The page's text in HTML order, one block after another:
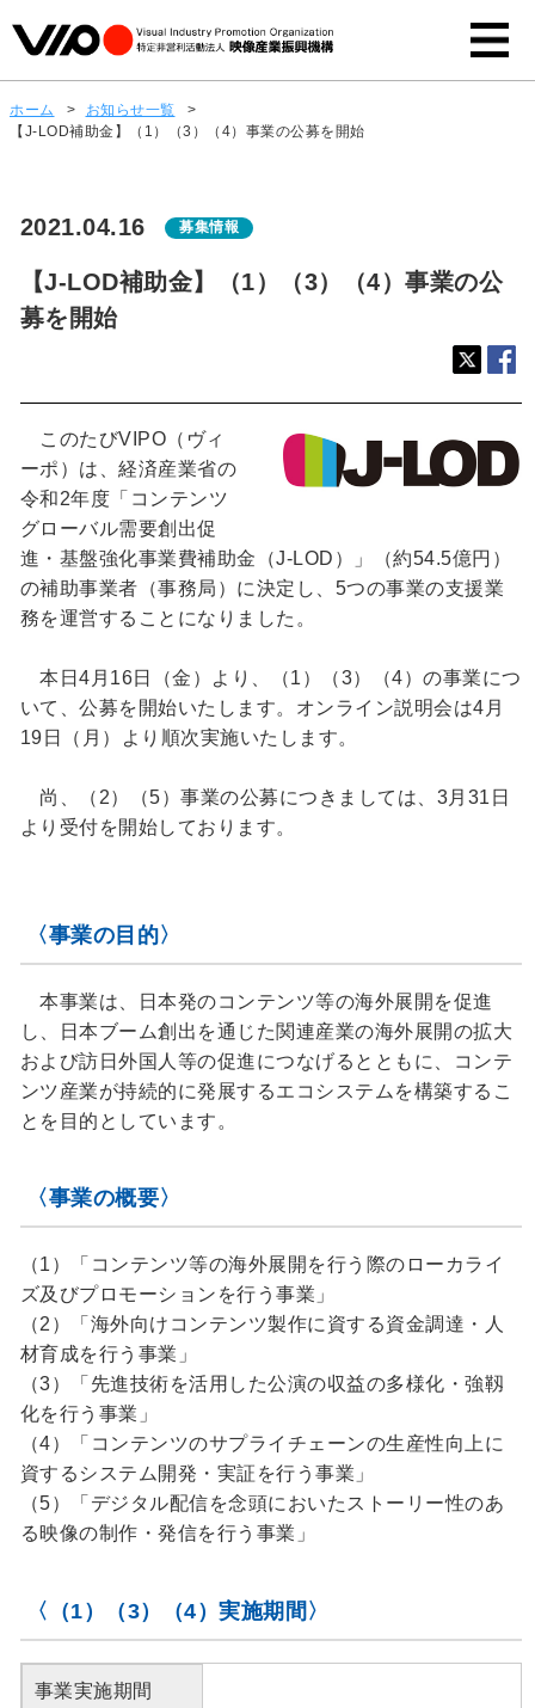
ホーム > お知らせ一覧
>
【J-LOD補助金】（1）（3）（4）事業の公募を開始
2021.04.16 募集情報
【J-LOD補助金】（1）（3）（4）事業の公
募を開始
このたびVIPO（ヴィ
ーポ）は、経済産業省の
令和2年度「コンテンツ
グローバル需要創出促
進・基盤強化事業費補助金（J-LOD）」（約54.5億円）
の補助事業者（事務局）に決定し、5つの事業の支援業
務を運営することになりました。
本日4月16日（金）より、（1）（3）（4）の事業につ
いて、公募を開始いたします。オンライン説明会は4月
19日（月）より順次実施いたします。
尚、（2）（5）事業の公募につきましては、3月31日
より受付を開始しております。
〈事業の目的〉
本事業は、日本発のコンテンツ等の海外展開を促進
し、日本ブーム創出を通じた関連産業の海外展開の拡大
および訪日外国人等の促進につなげるとともに、コンテ
ンツ産業が持続的に発展するエコシステムを構築するこ
とを目的としています。
〈事業の概要〉
（1）「コンテンツ等の海外展開を行う際のローカライ
ズ及びプロモーションを行う事業」
（2）「海外向けコンテンツ製作に資する資金調達・人
材育成を行う事業」
（3）「先進技術を活用した公演の収益の多様化・強靱
化を行う事業」
（4）「コンテンツのサプライチェーンの生産性向上に
資するシステム開発・実証を行う事業」
（5）「デジタル配信を念頭においたストーリー性のあ
る映像の制作・発信を行う事業」
〈（1）（3）（4）実施期間〉
事業実施期間